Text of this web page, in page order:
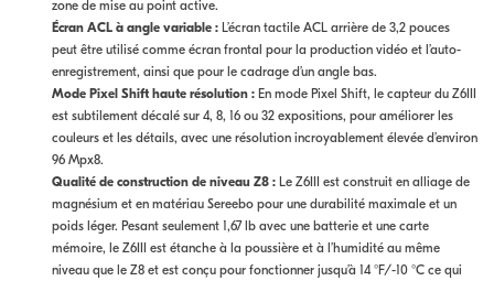
zone de mise au point active.
Écran ACL à angle variable : L’écran tactile ACL arrière de 3,2 pouces
peut être utilisé comme écran frontal pour la production vidéo et l’auto-
enregistrement, ainsi que pour le cadrage d’un angle bas.
Mode Pixel Shift haute résolution : En mode Pixel Shift, le capteur du Z6III
est subtilement décalé sur 4, 8, 16 ou 32 expositions, pour améliorer les
couleurs et les détails, avec une résolution incroyablement élevée d’environ
96 Mpx8.
Qualité de construction de niveau Z8 : Le Z6III est construit en alliage de
magnésium et en matériau Sereebo pour une durabilité maximale et un
poids léger. Pesant seulement 1,67 lb avec une batterie et une carte
mémoire, le Z6III est étanche à la poussière et à l’humidité au même
niveau que le Z8 et est conçu pour fonctionner jusqu’à 14 °F/-10 °C ce qui